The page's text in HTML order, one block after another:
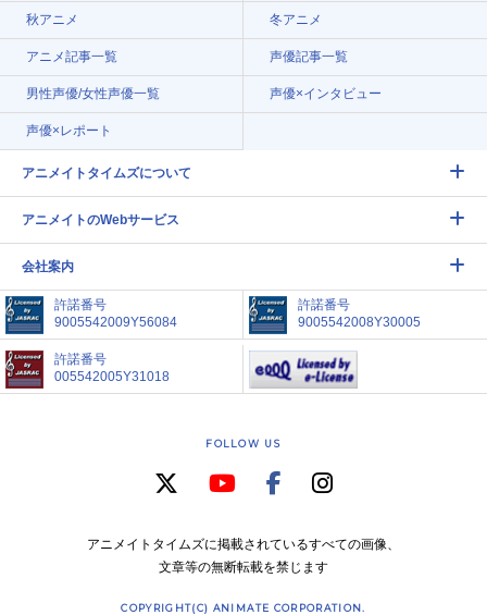
秋アニメ 冬アニメ
アニメ記事一覧 声優記事一覧
男性声優/女性声優一覧 声優×インタビュー
声優×レポート
アニメイトタイムズについて
アニメイトのWebサービス
会社案内
許諾番号
9005542009Y56084
許諾番号
9005542008Y30005
許諾番号
005542005Y31018
FOLLOW US
アニメイトタイムズに掲載されているすべての画像、
文章等の無断転載を禁じます
COPYRIGHT(C) ANIMATE CORPORATION.